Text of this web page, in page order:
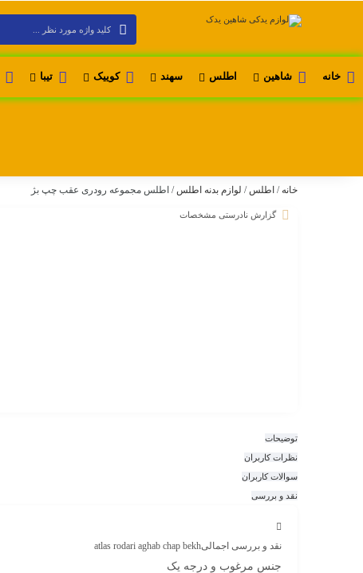
خانه شاهین اطلس سهند کوییک تیبا
خانه / اطلس/ لوازم بدنه اطلس/ اطلس مجموعه رودری عقب چپ بژ
گزارش نادرستی مشخصات
توضیحات
نظرات کاربران
سوالات کاربران
نقد و بررسی
نقد و بررسی اجمالیatlas rodari aghab chap bekh
جنس مرغوب و درجه یک